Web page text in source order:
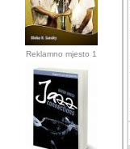
Reklamno mjesto 1